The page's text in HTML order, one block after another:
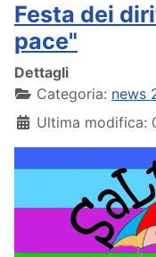
Festa dei
pace"
Dettagli
Categoria: news
Ultima modifica: